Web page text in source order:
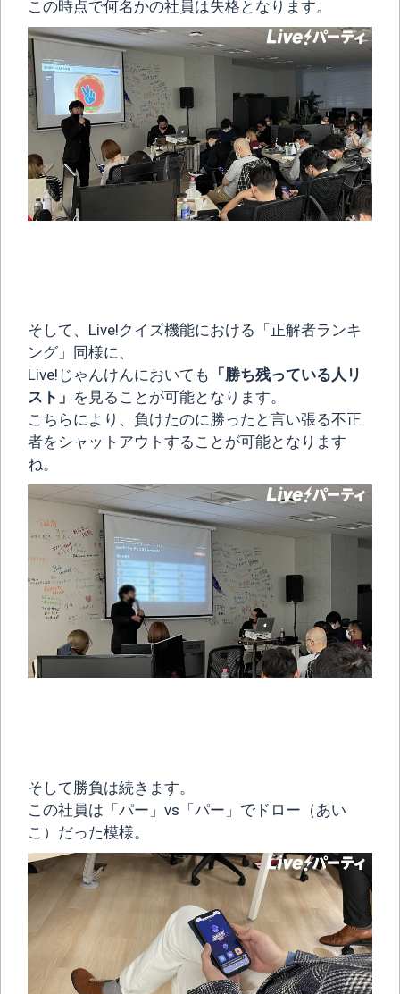
この時点で何名かの社員は失格となります。
そして、Live!クイズ機能における「正解者ランキ
ング」同様に、
Live!じゃんけんにおいても 「勝ち残っている人リ
スト」 を見ることが可能となります。
こちらにより、負けたのに勝ったと言い張る不正
者をシャットアウトすることが可能となります
ね。
そして勝負は続きます。
この社員は「パー」vs「パー」でドロー（あい
こ）だった模様。